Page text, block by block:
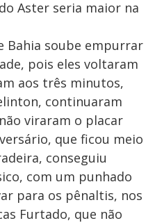
Aster seria maior na
Bahia soube empurrar
pois eles voltaram
aos três minutos,
continuaram
viraram o placar
que ficou meio
conseguiu
com um punhado
para os pênaltis, nos
Furtado, que não